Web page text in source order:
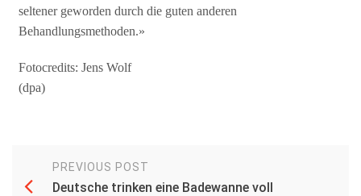
seltener geworden durch die guten anderen
Behandlungsmethoden.»
Fotocredits: Jens Wolf
(dpa)
PREVIOUS POST
Deutsche trinken eine Badewanne voll